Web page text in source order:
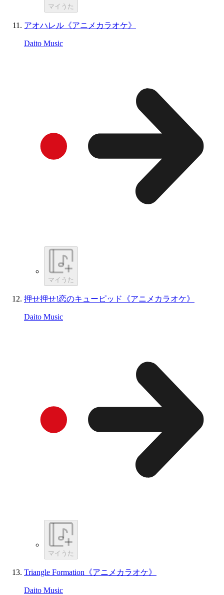
マイうた
アオハレル《アニメカラオケ》
Daito Music
マイうた
押せ押せ!恋のキューピッド《アニメカラオケ》
Daito Music
マイうた
Triangle Formation《アニメカラオケ》
Daito Music